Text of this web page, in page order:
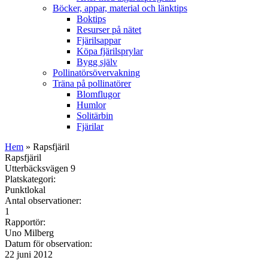
Böcker, appar, material och länktips
Boktips
Resurser på nätet
Fjärilsappar
Köpa fjärilsprylar
Bygg själv
Pollinatörsövervakning
Träna på pollinatörer
Blomflugor
Humlor
Solitärbin
Fjärilar
Hem » Rapsfjäril
Rapsfjäril
Utterbäcksvägen 9
Platskategori:
Punktlokal
Antal observationer:
1
Rapportör:
Uno Milberg
Datum för observation:
22 juni 2012